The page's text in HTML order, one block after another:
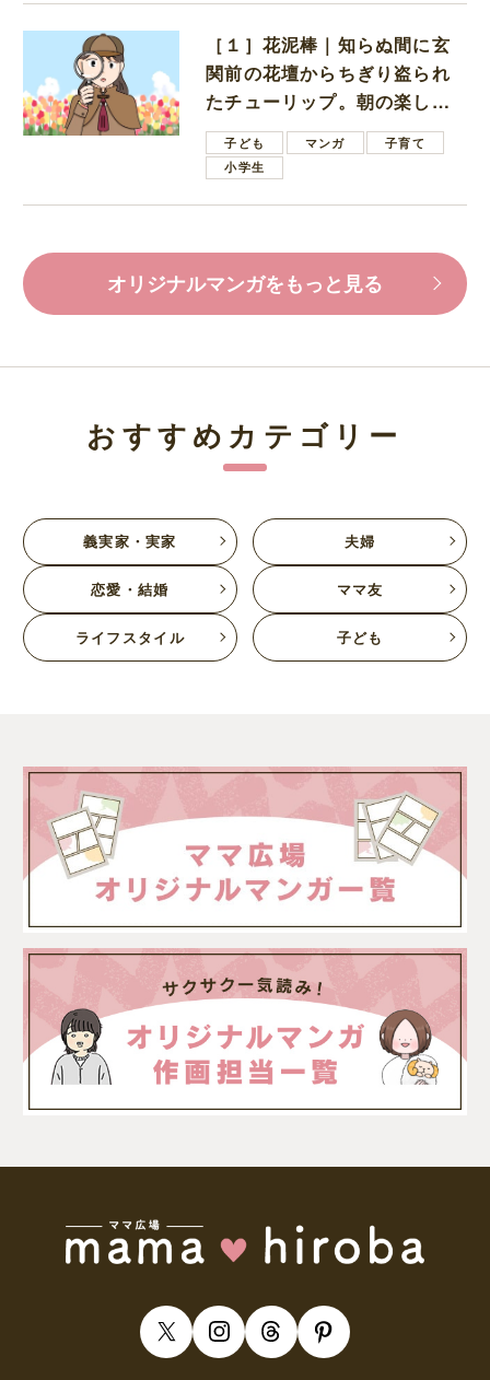
［１］花泥棒｜知らぬ間に玄
関前の花壇からちぎり盗られ
たチューリップ。朝の楽しみ
を奪われたショックは大きい
子ども マンガ
子育て
小学生
オリジナルマンガをもっと見る
おすすめカテゴリー
義実家・実家 夫婦
恋愛・結婚 ママ友
ライフスタイル 子ども